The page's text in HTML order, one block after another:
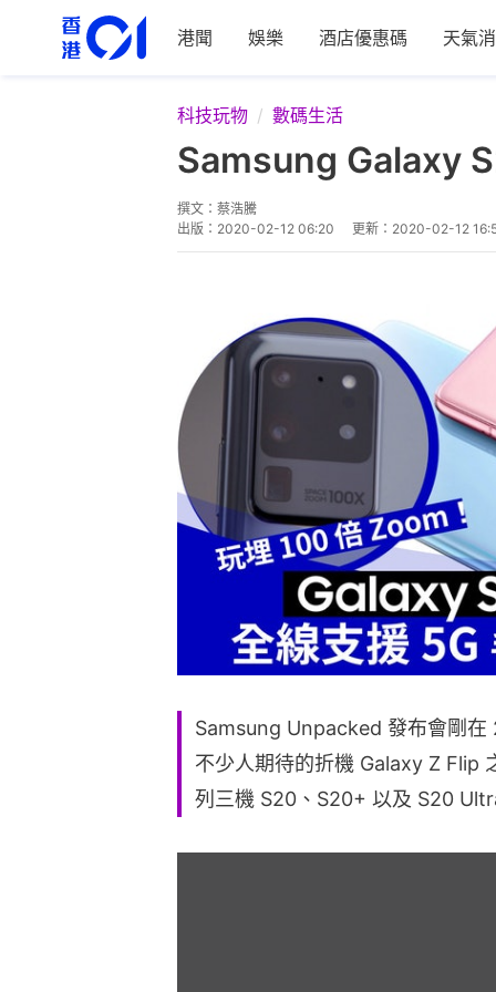
港聞 娛樂 酒店優惠碼 天氣
科技玩物 數碼生活
Samsung Galaxy
撰文： 蔡浩騰
出版： 2020-02-12 06:20 更新： 2020-02-12
Samsung Unpacked 發布會剛在
不少人期待的折機 Galaxy Z Flip
列三機 S20、S20+ 以及 S20